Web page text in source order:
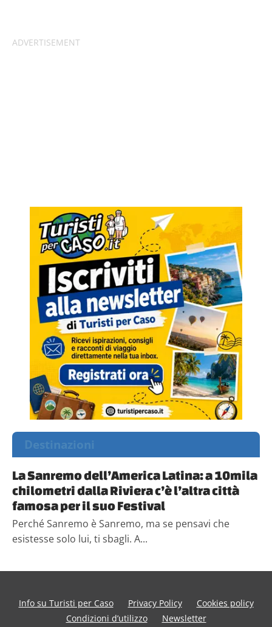
Destinazioni
La Sanremo dell’America Latina: a 10mila
chilometri dalla Riviera c’è l’altra città
famosa per il suo Festival
Perché Sanremo è Sanremo, ma se pensavi che
esistesse solo lui, ti sbagli. A...
Info su Turisti per Caso Privacy Policy
Cookies policy
Condizioni d’utilizzo
Newsletter